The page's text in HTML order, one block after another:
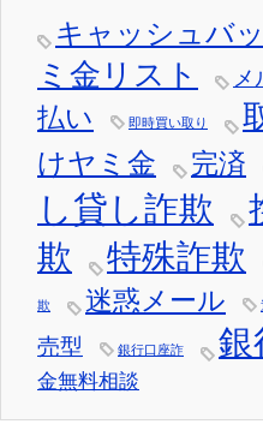
キャッシュバ
ミ金リスト
メ
払い
即時買い取り
けヤミ金
完済
し貸し詐欺
欺
特殊詐欺
欺 迷惑メール
売型
銀行口座詐 銀
金無料相談